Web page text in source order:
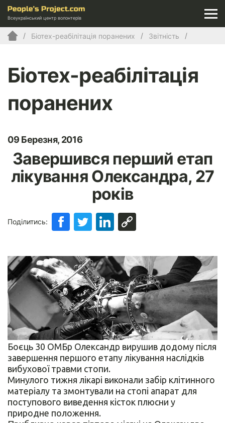
Всеукраїнський центр волонтерів
Біотех-реабілітація поранених Звітність
Біотех-реабілітація
поранених
09 Березня, 2016
Завершився перший етап
лікування Олександра, 27
років
Поділитись:
Боєць 30 ОМБр Олександр вирушив додому після
завершення першого етапу лікування наслідків
вибухової травми стопи.
Минулого тижня лікарі виконали забір клітинного
матеріалу та змонтували на стопі апарат для
поступового виведення кісток плюсни у
природне положення.